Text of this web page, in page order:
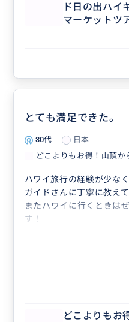
ド日の出ハイ
マーケットツ
とても満足できた。
30代 日本
どこよりもお得！山頂
ハワイ旅行の経験が少な
ガイドさんに丁寧に教え
またハワイに行くときは
す！
どこよりもお